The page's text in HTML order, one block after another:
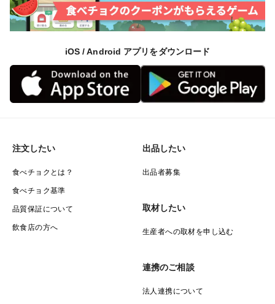
iOS / Android アプリをダウンロード
注文したい
食べチョクとは？
食べチョク基準
品質保証について
飲食店の方へ
出品したい
出品者募集
取材したい
生産者への取材を申し込む
連携のご相談
法人連携について